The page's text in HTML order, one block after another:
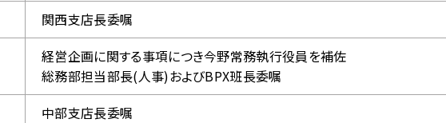
関西支店長委嘱
経営企画に関する事項につき今野常務執行役員を補佐
総務部担当部長(人事)およびBPX班長委嘱
中部支店長委嘱